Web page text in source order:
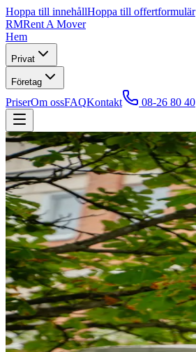
Hoppa till innehållHoppa till offertformulär
RMRent A Mover
Hem
Privat
Företag
PriserOm ossFAQKontakt 08-26 80 40